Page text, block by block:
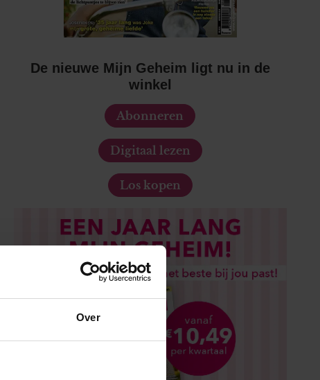
Over
De nieuwe Mijn Geheim ligt nu in de
winkel
Abonneren
Digitaal lezen
Los kopen